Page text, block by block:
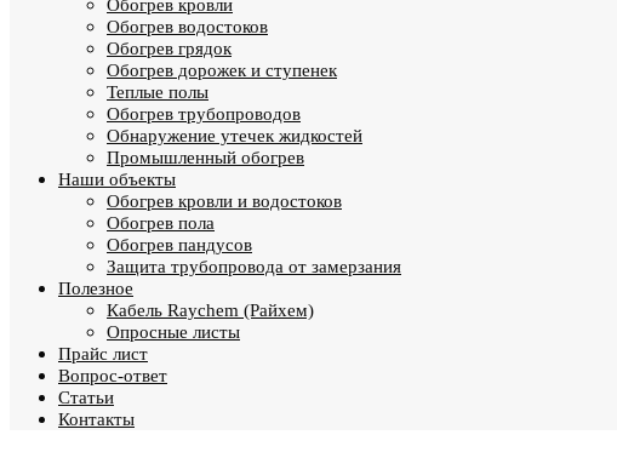
Обогрев кровли
Обогрев водостоков
Обогрев грядок
Обогрев дорожек и ступенек
Теплые полы
Обогрев трубопроводов
Обнаружение утечек жидкостей
Промышленный обогрев
Наши объекты
Обогрев кровли и водостоков
Обогрев пола
Обогрев пандусов
Защита трубопровода от замерзания
Полезное
Кабель Raychem (Райхем)
Опросные листы
Прайс лист
Вопрос-ответ
Статьи
Контакты